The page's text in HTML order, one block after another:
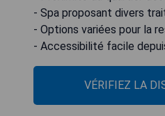
- Spa proposant divers
- Options variées pour la
- Accessibilité facile
VÉRIFIEZ LA